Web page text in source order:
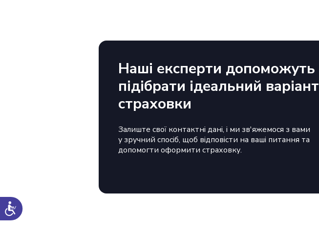
Наші експерти допоможуть
підібрати ідеальний варіант
страховки
Залиште свої контактні дані, і ми зв'яжемося з вами
у зручний спосіб, щоб відповісти на ваші питання та
допомогти оформити страховку.